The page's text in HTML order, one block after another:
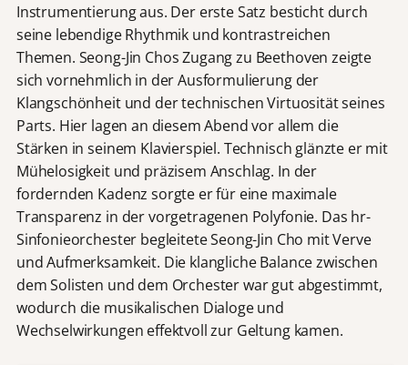
Instrumentierung aus. Der erste Satz besticht durch
seine lebendige Rhythmik und kontrastreichen
Themen. Seong-Jin Chos Zugang zu Beethoven zeigte
sich vornehmlich in der Ausformulierung der
Klangschönheit und der technischen Virtuosität seines
Parts. Hier lagen an diesem Abend vor allem die
Stärken in seinem Klavierspiel. Technisch glänzte er mit
Mühelosigkeit und präzisem Anschlag. In der
fordernden Kadenz sorgte er für eine maximale
Transparenz in der vorgetragenen Polyfonie. Das hr-
Sinfonieorchester begleitete Seong-Jin Cho mit Verve
und Aufmerksamkeit. Die klangliche Balance zwischen
dem Solisten und dem Orchester war gut abgestimmt,
wodurch die musikalischen Dialoge und
Wechselwirkungen effektvoll zur Geltung kamen.